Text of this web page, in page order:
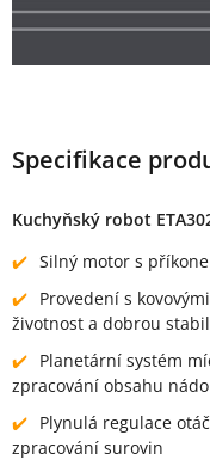
Specifikace
Kuchyňský robot
Silný motor s
Provedení s
životnost a dobrou
Planetární systém
zpracování obsahu
Plynulá regulace
zpracování surovin